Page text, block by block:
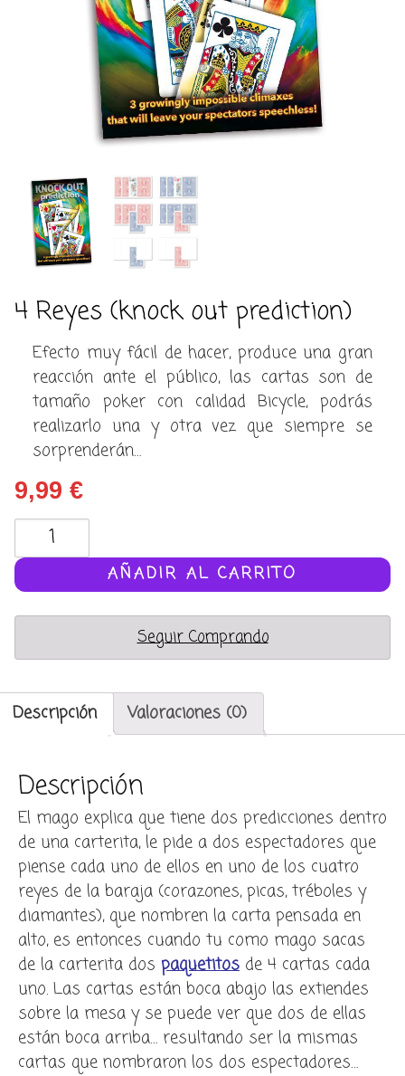
4 Reyes (knock out prediction)
Efecto muy fácil de hacer, produce una gran
reacción ante el público, las cartas son de
tamaño poker con calidad Bicycle, podrás
realizarlo una y otra vez que siempre se
sorprenderán…
9,99 €
(knock
out
prediction)
AÑADIR AL CARRITO
Seguir Comprando
Descripción Valoraciones (0)
Descripción
El mago explica que tiene dos predicciones dentro
de una carterita, le pide a dos espectadores que
piense cada uno de ellos en uno de los cuatro
reyes de la baraja (corazones, picas, tréboles y
diamantes), que nombren la carta pensada en
alto, es entonces cuando tu como mago sacas
de la carterita dos paquetitos de 4 cartas cada
uno. Las cartas están boca abajo las extiendes
sobre la mesa y se puede ver que dos de ellas
están boca arriba… resultando ser la mismas
cartas que nombraron los dos espectadores…